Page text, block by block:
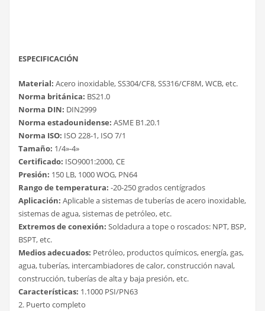
ESPECIFICACIÓN
Material: Acero inoxidable, SS304/CF8, SS316/CF8M, WCB, etc.
Norma británica: BS21.0
Norma DIN: DIN2999
Norma estadounidense: ASME B1.20.1
Norma ISO: ISO 228-1, ISO 7/1
Tamaño: 1/4»-4»
Certificado: ISO9001:2000, CE
Presión: 150 LB, 1000 WOG, PN64
Rango de temperatura: -20-250 grados centígrados
Aplicación: Aplicable a sistemas de tuberías de acero inoxidable,
sistemas de agua, sistemas de petróleo, etc.
Extremos de conexión: Soldadura a tope o roscados: NPT, BSP,
BSPT, etc.
Medios adecuados: Petróleo, productos químicos, energía, gas,
agua, tuberías, intercambiadores de calor, construcción naval,
construcción, tuberías de alta y baja presión, etc.
Características: 1.1000 PSI/PN63
2. Puerto completo